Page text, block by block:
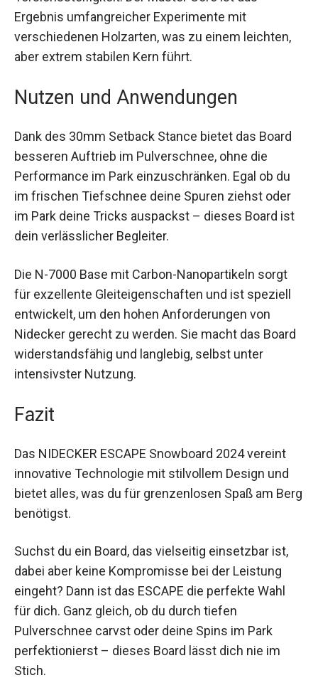
ausgezeichnete Torsionssteifigkeit. Der Master
Core ist das Ergebnis umfangreicher
Experimente mit verschiedenen Holzarten, was
führt.
Nutzen und Anwendungen
Dank des 30mm Setback Stance bietet das Board
besseren Auftrieb im Pulverschnee, ohne die
Performance im Park einzuschränken. Egal ob du
im frischen Tiefschnee deine Spuren ziehst oder
ist dein verlässlicher Begleiter.
Die N-7000 Base mit Carbon-Nanopartikeln sorgt
für exzellente Gleiteigenschaften und ist speziell
entwickelt, um den hohen Anforderungen von
Nidecker gerecht zu werden. Sie macht das
unter intensivster Nutzung.
Fazit
Das NIDECKER ESCAPE Snowboard 2024 vereint
innovative Technologie mit stilvollem Design und
Berg benötigst.
Suchst du ein Board, das vielseitig einsetzbar ist,
dabei aber keine Kompromisse bei der Leistung
eingeht? Dann ist das ESCAPE die perfekte Wahl
für dich. Ganz gleich, ob du durch tiefen
Pulverschnee carvst oder deine Spins im Park